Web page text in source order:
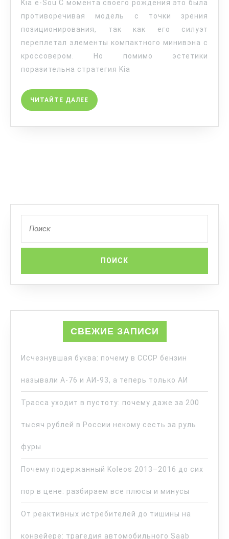
Kia e-Sou С момента своего рождения это была
противоречивая модель с точки зрения
позиционирования, так как его силуэт
переплетал элементы компактного минивэна с
кроссовером. Но помимо эстетики
поразительна стратегия Kia
ЧИТАЙТЕ ДАЛЕЕ
СВЕЖИЕ ЗАПИСИ
Исчезнувшая буква: почему в СССР бензин
называли А-76 и АИ-93, а теперь только АИ
Трасса уходит в пустоту: почему даже за 200
тысяч рублей в России некому сесть за руль
фуры
Почему подержанный Koleos 2013–2016 до сих
пор в цене: разбираем все плюсы и минусы
От реактивных истребителей до тишины на
конвейере: трагедия автомобильного Saab